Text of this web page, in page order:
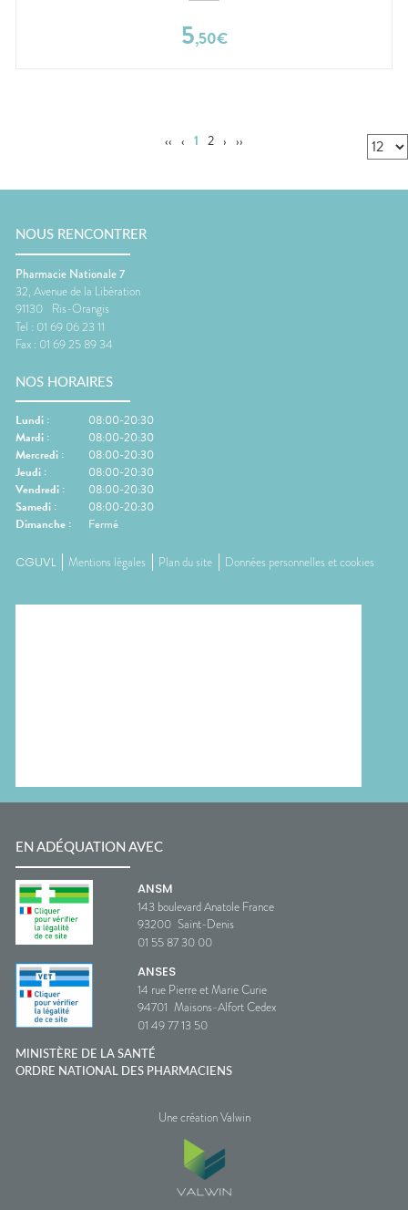
5,50€
‹‹ ‹ 1 2 › ››
NOUS RENCONTRER
Pharmacie Nationale 7
32, Avenue de la Libération
91130 Ris-Orangis
Tel : 01 69 06 23 11
Fax : 01 69 25 89 34
NOS HORAIRES
Lundi :
08:00-20:30
Mardi :
08:00-20:30
Mercredi :
08:00-20:30
Jeudi :
08:00-20:30
Vendredi :
08:00-20:30
Samedi :
08:00-20:30
Dimanche : Fermé
CGUVL Mentions légales Plan du site Données personnelles et cookies
EN ADÉQUATION AVEC
ANSM
143 boulevard Anatole France
93200 Saint-Denis
01 55 87 30 00
ANSES
14 rue Pierre et Marie Curie
94701 Maisons-Alfort Cedex
01 49 77 13 50
MINISTÈRE DE LA SANTÉ
ORDRE NATIONAL DES PHARMACIENS
Une création Valwin